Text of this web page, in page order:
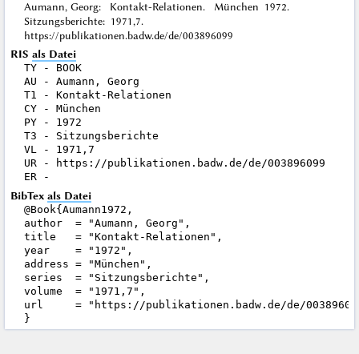
Aumann, Georg: Kontakt-Relationen. München 1972.
Sitzungsberichte: 1971,7.
https://publikationen.badw.de/de/003896099
RIS als Datei
TY - BOOK
AU - Aumann, Georg
T1 - Kontakt-Relationen
CY - München
PY - 1972
T3 - Sitzungsberichte
VL - 1971,7
UR - https://publikationen.badw.de/de/003896099
BibTex als Datei
@Book{Aumann1972,
author  = "Aumann, Georg",
title   = "Kontakt-Relationen",
year    = "1972",
address = "München",
series  = "Sitzungsberichte",
volume  = "1971,7",
url     = "https://publikationen.badw.de/de/